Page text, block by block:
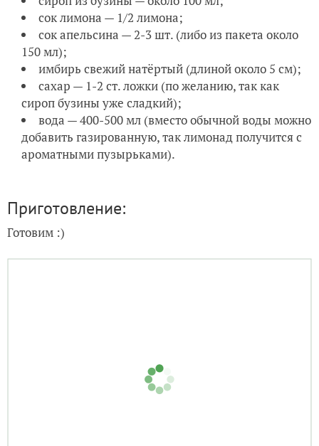
сок лимона — 1/2 лимона;
сок апельсина — 2-3 шт. (либо из пакета около
150 мл);
имбирь свежий натёртый (длиной около 5 см);
сахар — 1-2 ст. ложки (по желанию, так как
сироп бузины уже сладкий);
вода — 400-500 мл (вместо обычной воды можно
добавить газированную, так лимонад получится с
ароматными пузырьками).
Приготовление:
Готовим :)